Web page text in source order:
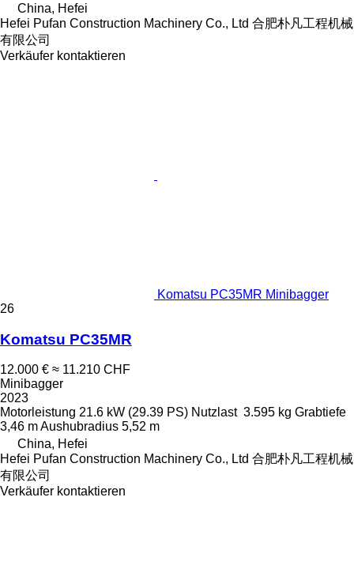
China, Hefei
Hefei Pufan Construction Machinery Co., Ltd 合肥朴凡工程机械
有限公司
Verkäufer kontaktieren
Komatsu PC35MR Minibagger
26
Komatsu PC35MR
12.000 € ≈ 11.210 CHF
Minibagger
2023
Motorleistung 21.6 kW (29.39 PS) Nutzlast 3.595 kg Grabtiefe
3,46 mAushubradius 5,52 m
China, Hefei
Hefei Pufan Construction Machinery Co., Ltd 合肥朴凡工程机械
有限公司
Verkäufer kontaktieren